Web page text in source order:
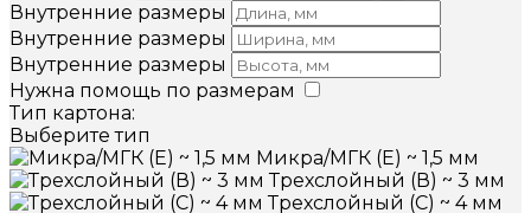
Внутренние размеры
Внутренние размеры
Внутренние размеры
Нужна помощь по размерам
Тип картона:
Выберите тип
Микра/МГК (Е) ~ 1,5 мм
Трехслойный (В) ~ 3 мм
Трехслойный (С) ~ 4 мм